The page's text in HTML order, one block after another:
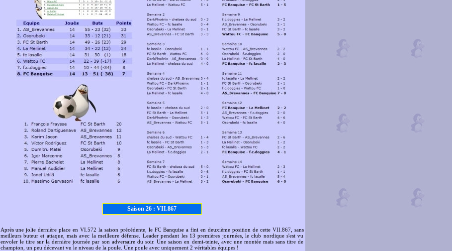
Saison 26 : VII.867
Après une jolie dernière place en VI.572 la saison précédente, le FC Banquise a fini en deuxième position de cette VII.867, sans
meilleurs buteur et attaque, mais avec la meilleure défense. Leader pendant les 13 premières journées, le club nordique s'est vu
envoler le titre sur la dernière journée par son adversaire du soir. Une saison en demi-teinte, avec une montée mais sans titre de
champion, un peu décevant vu le niveau de la poule. Une poule avec uniquement 2 véritables équipes !